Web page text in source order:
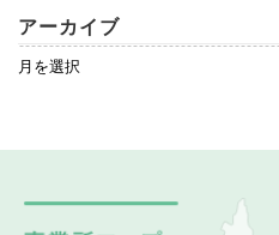
アーカイブ
ア
ー